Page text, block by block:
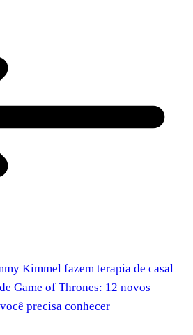
Kimmel fazem terapia de casal
Game of Thrones: 12 novos
precisa conhecer